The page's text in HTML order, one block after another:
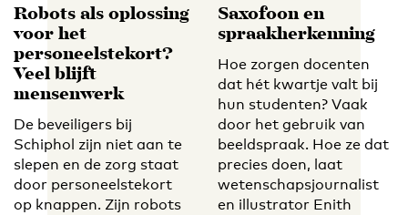
Robots als oplossing
voor het
personeelstekort?
Veel blijft
mensenwerk
De beveiligers bij
Schiphol zijn niet aan te
slepen en de zorg staat
door personeelstekort
op knappen. Zijn robots
Saxofoon en
spraakherkenning
Hoe zorgen docenten
dat hét kwartje valt bij
hun studenten? Vaak
door het gebruik van
beeldspraak. Hoe ze dat
precies doen, laat
wetenschapsjournalist
en illustrator Enith